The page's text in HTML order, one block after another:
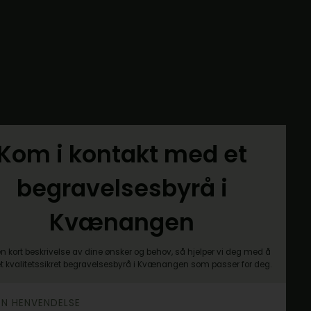
i kontakt med et
begravelsesbyrå i
Kvænangen
kort beskrivelse av dine ønsker og behov, så hjelper vi deg med å
kvalitetssikret begravelsesbyrå i Kvænangen som passer for deg.
HENVENDELSE